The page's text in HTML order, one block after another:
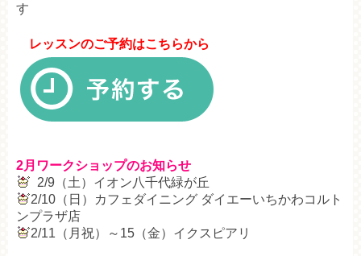
す
レッスンのご予約はこちらから
2月ワークショップのお知らせ
2/9（土）イオン八千代緑が丘
2/10（日）カフェダイニング ダイエーいちかわコルト
ンプラザ店
2/11（月祝）～15（金）イクスピアリ